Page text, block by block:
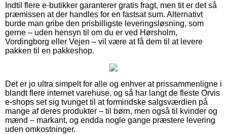
Indtil flere e-butikker garanterer gratis fragt, men tit er det så
præmissen at der handles for en fastsat sum. Alternativt
burde man gribe den prisbilligste leveringsløsning, som
gerne – uden hensyn til om du er ved Hørsholm,
Vordingborg eller Vejen – vil være at få dem til at levere
pakken til en pakkeshop.
Det er jo ultra simpelt for alle og enhver at prissammenligne i
blandt flere internet varehuse, og så har langt de fleste Orvis
e-shops set sig tvunget til at formindske salgsværdien på
mange af deres produkter – til børn, men også til kvinder og
mænd – markant, og endda nogle gange præstere levering
uden omkostninger.